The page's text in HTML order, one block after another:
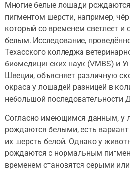
Многие белые лошади
пигментом шерсти, например,
который со временем светлеет и
белым. Исследование,
Техасского колледжа
биомедицинских наук (VMBS) и
Швеции, объясняет различную
окраса у лошадей разницей в
небольшой последовательности
Согласно имеющимся данным, у
рождаются белыми, есть вариант
их шерсть белой. Однако у
рождаются с нормальным
временем становятся серыми